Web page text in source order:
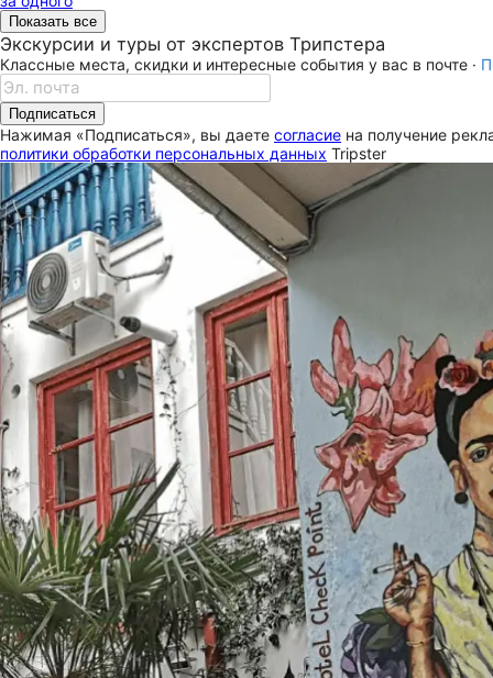
Показать все
Экскурсии и туры от экспертов Трипстера
Классные места, скидки и интересные события у вас в почте ·
Подписаться
Нажимая «Подписаться», вы даете согласие на получение
политики обработки персональных данных Tripster